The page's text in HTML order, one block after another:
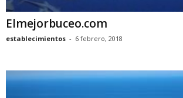
Elmejorbuceo.com
establecimientos - 6 febrero, 2018